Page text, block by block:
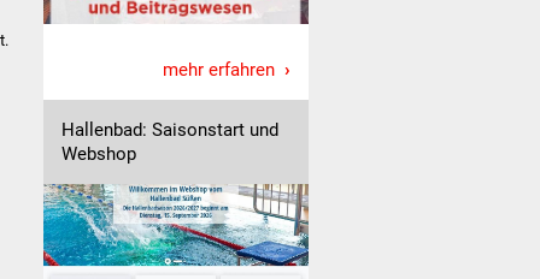
mehr erfahren
Hallenbad: Saisonstart und
Webshop